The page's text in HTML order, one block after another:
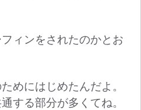
ィンをされたのかとお
めにはじめたんだよ。
する部分が多くてね。